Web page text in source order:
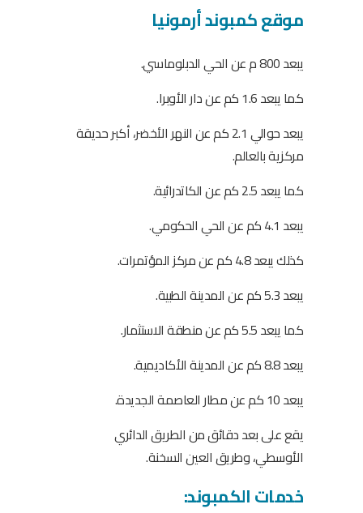
موقعكمبوند أرمونيا
يبعد 800 م عن الحي الدبلوماسي.
كما يبعد 1.6 كم عن دار الأوبرا.
يبعد حوالي 2.1 كم عن النهر الأخضر، أكبر حديقة
مركزية بالعالم.
كما يبعد 2.5 كم عن الكاتدرائية.
يبعد 4.1 كم عن الحي الحكومي.
كذلك يبعد 4.8 كم عن مركز المؤتمرات.
يبعد 5.3 كم عن المدينة الطبية.
كما يبعد 5.5 كم عن منطقة الاستثمار.
يبعد 8.8 كم عن المدينة الأكاديمية.
يبعد 10 كم عن مطار العاصمة الجديدة.
يقع على بعد دقائق من الطريق الدائري
الأوسطي، وطريق العين السخنة.
خدمات الكمبوند: